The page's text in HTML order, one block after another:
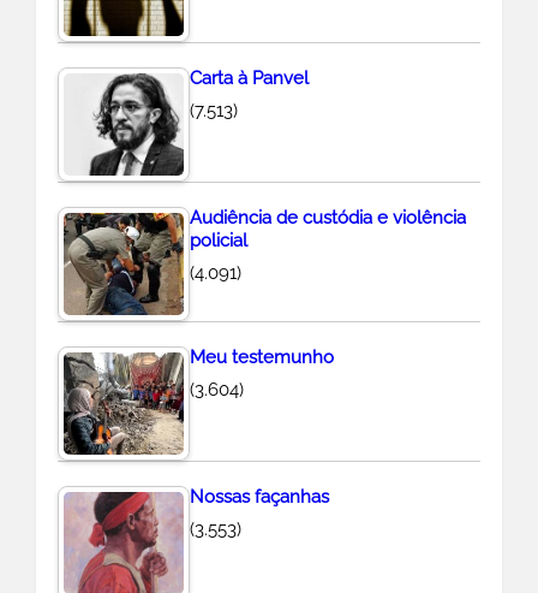
Carta à Panvel
(7.513)
Audiência de custódia e violência
policial
(4.091)
Meu testemunho
(3.604)
Nossas façanhas
(3.553)